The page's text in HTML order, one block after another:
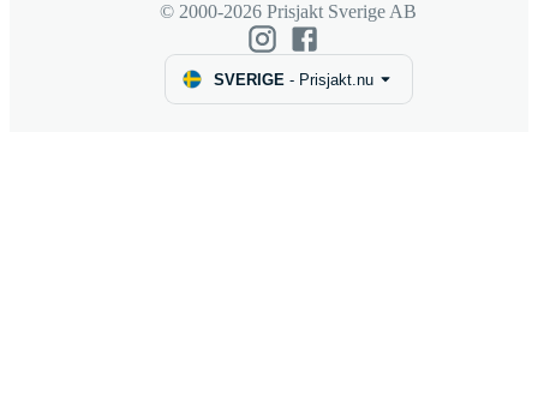
© 2000-2026 Prisjakt Sverige AB
SVERIGE - Prisjakt.nu